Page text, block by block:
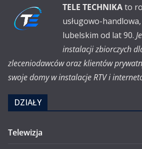
TELE TECHNIKAto
usługowo-
lubelskim od lat 90.
instalacji zbiorczych
zleceniodawców oraz klientów
swoje domy w instalacje RTV i
DZIAŁY
Telewizja